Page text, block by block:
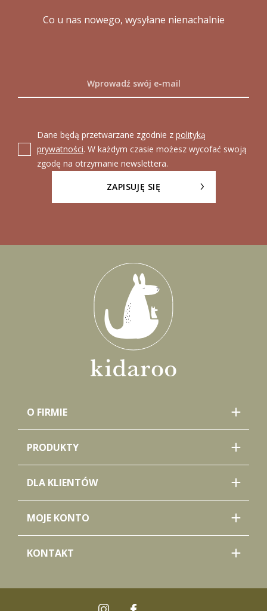
Co u nas nowego, wysyłane nienachalnie
Dane będą przetwarzane zgodnie z polityką
prywatności. W każdym czasie możesz wycofać swoją
zgodę na otrzymanie newslettera.
ZAPISUJĘ SIĘ
O FIRMIE
PRODUKTY
DLA KLIENTÓW
MOJE KONTO
KONTAKT